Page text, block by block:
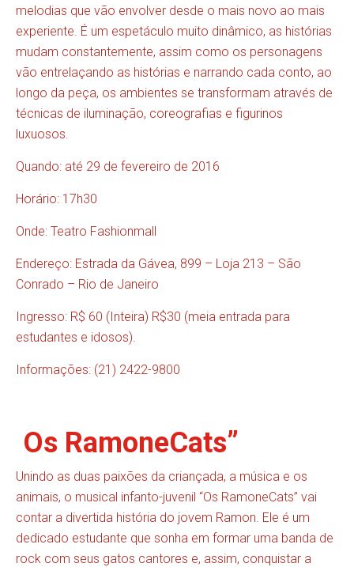
melodias que vão envolver desde o mais novo ao mais
experiente. É um espetáculo muito dinâmico, as histórias
mudam constantemente, assim como os personagens
vão entrelaçando as histórias e narrando cada conto, ao
longo da peça, os ambientes se transformam através de
técnicas de iluminação, coreografias e figurinos
luxuosos.
Quando: até 29 de fevereiro de 2016
Horário: 17h30
Onde: Teatro Fashionmall
Endereço: Estrada da Gávea, 899 – Loja 213 – São
Conrado – Rio de Janeiro
Ingresso: R$ 60 (Inteira) R$30 (meia entrada para
estudantes e idosos).
Informações: (21) 2422-9800
Os RamoneCats”
Unindo as duas paixões da criançada, a música e os
animais, o musical infanto-juvenil “Os RamoneCats” vai
contar a divertida história do jovem Ramon. Ele é um
dedicado estudante que sonha em formar uma banda de
rock com seus gatos cantores e, assim, conquistar a